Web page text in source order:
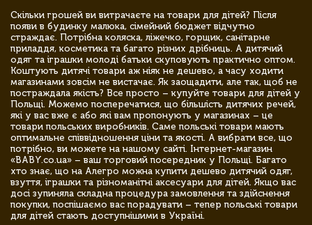
Скільки грошей ви витрачаєте на товари для дітей? Після
появи в будинку малюка, сімейний бюджет відчутно
страждає. Потрібна коляска, ліжечко, горщик, санітарне
приладдя, косметика та багато різних дрібниць. А дитячий
одяг та іграшки молоді батьки скуповують практично оптом.
Коштують дитячі товари аж ніяк не дешево, а часу ходити
магазинами зовсім не вистачає. Як заощадити, але так, щоб не
постраждала якість? Все просто – купуйте товари для дітей у
Польщі. Можемо посперечатися, що більшість дитячих речей,
які у вас вже є або які вам пропонують у магазинах – це
товари польських виробників. Саме польські товари мають
оптимальне співвідношення ціни та якості. А вибрати все, що
потрібно, ви можете на нашому сайті. Інтернет-магазин
«BABY.co.ua» – ваш торговий посередник у Польщі. Багато
хто знає, що на Алегро можна купити дешево дитячий одяг,
взуття, іграшки та різноманітні аксесуари для дітей. Якщо вас
досі зупиняла складна процедура замовлення та здійснення
покупки, поспішаємо вас порадувати – тепер польські товари
для дітей стають доступнішими в Україні.